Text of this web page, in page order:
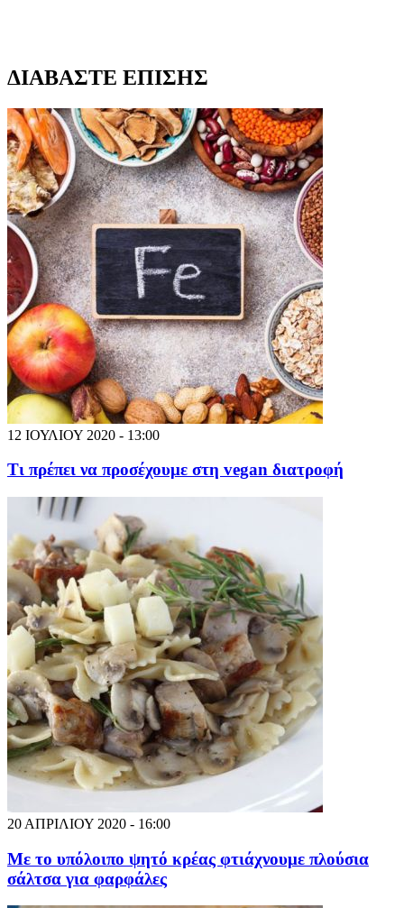
ΔΙΑΒΑΣΤΕ ΕΠΙΣΗΣ
12 ΙΟΥΛΙΟΥ 2020 - 13:00
Τι πρέπει να προσέχουμε στη vegan διατροφή
20 ΑΠΡΙΛΙΟΥ 2020 - 16:00
Με το υπόλοιπο ψητό κρέας φτιάχνουμε πλούσια
σάλτσα για φαρφάλες